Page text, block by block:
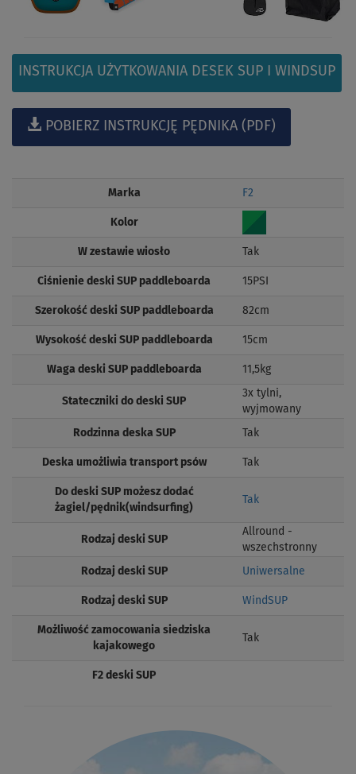
INSTRUKCJA UŻYTKOWANIA DESEK SUP I WINDSUP
POBIERZ INSTRUKCJĘ PĘDNIKA (PDF)
Marka F2
Kolor
W zestawie wiosło Tak
Ciśnienie deski SUP paddleboarda 15PSI
Szerokość deski SUP paddleboarda 82cm
Wysokość deski SUP paddleboarda 15cm
Waga deski SUP paddleboarda 11,5kg
Stateczniki do deski SUP
3x tylni,
wyjmowany
Rodzinna deska SUP Tak
Deska umożliwia transport psów Tak
Do deski SUP możesz dodać
żagiel/pędnik(windsurfing)
Tak
Rodzaj deski SUP
Allround -
wszechstronny
Rodzaj deski SUP Uniwersalne
Rodzaj deski SUP WindSUP
Możliwość zamocowania siedziska
kajakowego
Tak
F2 deski SUP